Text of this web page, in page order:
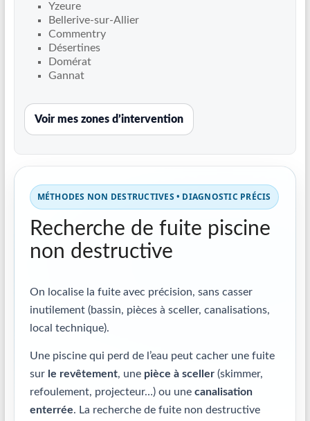
réparation
canalisations
Yzeure
Bellerive-sur-Allier
Commentry
Désertines
Domérat
Gannat
Voir mes zones d’intervention
MÉTHODES NON DESTRUCTIVES • DIAGNOSTIC PRÉCIS
Recherche de fuite piscine
non destructive
On localise la fuite avec précision, sans casser
inutilement (bassin, pièces à sceller, canalisations,
local technique).
Une piscine qui perd de l’eau peut cacher une fuite
sur le revêtement, une pièce à sceller(skimmer,
refoulement, projecteur…) ou une canalisation
enterrée. La recherche de fuite non destructive